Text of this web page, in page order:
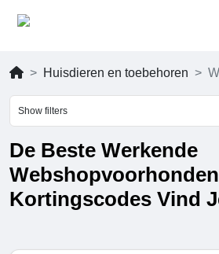
Huisdieren en toebehoren
Show filters
De Beste Werkende
Webshopvoorhonden
Kortingscodes Vind